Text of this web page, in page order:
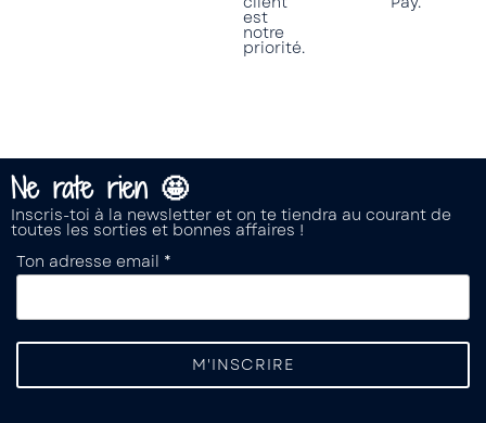
est
notre
priorité.
Ne rate rien 🤩
Inscris-toi à la newsletter et on te tiendra au courant de
toutes les sorties et bonnes affaires !
Ton adresse email *